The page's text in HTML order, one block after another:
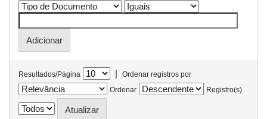
Resultados/Página |
Ordenar registros por
Ordenar
Registro(s)